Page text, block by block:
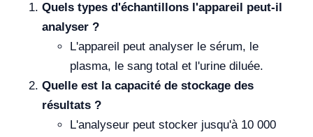
Quels types d'échantillons l'appareil peut-il
analyser ?
L'appareil peut analyser le sérum, le
plasma, le sang total et l'urine diluée.
Quelle est la capacité de stockage des
résultats ?
L'analyseur peut stocker jusqu'à 10 000